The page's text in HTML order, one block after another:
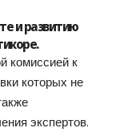
и развитию
комиссией к
которых не
экспертов.